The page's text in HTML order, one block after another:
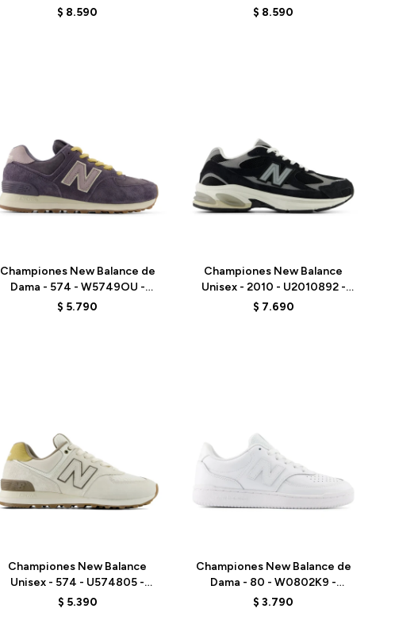
GREEN
$ 8.590
BLACK
$ 8.590
Championes New Balance de
Dama - 574 - W5749OU -
VIOLET
$ 5.790
Championes New Balance
Unisex - 2010 - U2010892 -
BLACK
$ 7.690
Championes New Balance
Unisex - 574 - U574805 -
GREY
$ 5.390
Championes New Balance de
Dama - 80 - W0802K9 -
WHITE
$ 3.790